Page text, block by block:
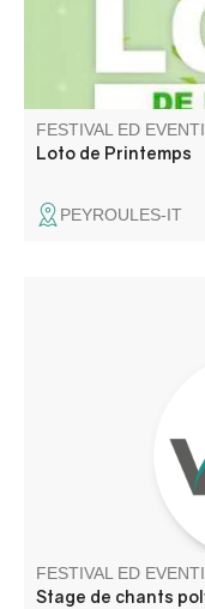
FESTIVAL ED EVENTI
Loto de Printemps
PEYROULES-IT
(Tsiganes,
FESTIVAL ED EVENTI
Stage de chants